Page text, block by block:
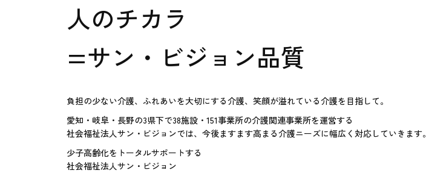
人のチカラ
=サン・ビジョン品質
負担の少ない介護、ふれあいを大切にする介護、笑顔が溢れている介護を目指して。
愛知・岐阜・長野の3県下で38施設・151事業所の介護関連事業所を運営する
社会福祉法人サン・ビジョンでは、今後ますます高まる介護ニーズに幅広く対応していきます。
少子高齢化をトータルサポートする
社会福祉法人サン・ビジョン